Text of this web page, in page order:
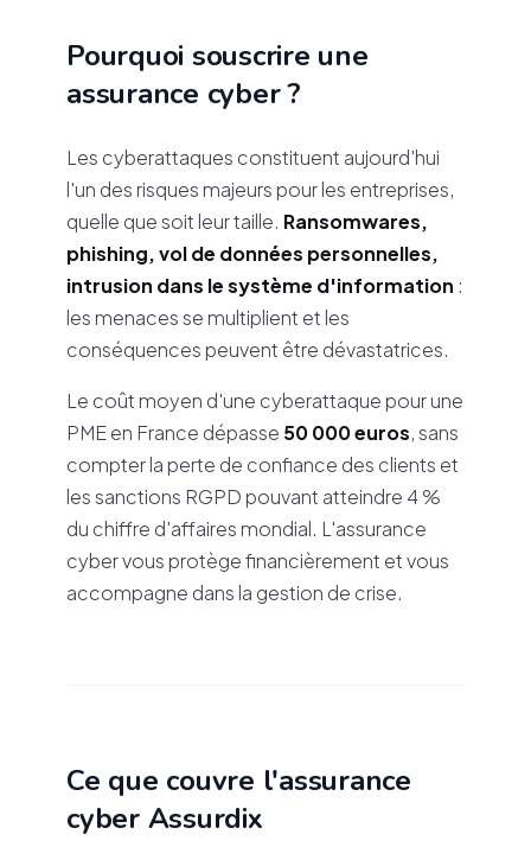
Pourquoi souscrire une
assurance cyber ?
Les cyberattaques constituent aujourd'hui
l'un des risques majeurs pour les entreprises,
quelle que soit leur taille. Ransomwares,
phishing, vol de données personnelles,
intrusion dans le système d'information :
les menaces se multiplient et les
conséquences peuvent être dévastatrices.
Le coût moyen d'une cyberattaque pour une
PME en France dépasse 50 000 euros, sans
compter la perte de confiance des clients et
les sanctions RGPD pouvant atteindre 4 %
du chiffre d'affaires mondial. L'assurance
cyber vous protège financièrement et vous
accompagne dans la gestion de crise.
Ce que couvre l'assurance
cyber Assurdix